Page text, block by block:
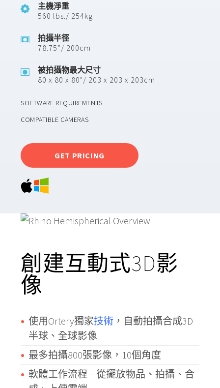
主機淨重
560 lbs./ 254kg
拍攝半徑
78.75”/ 200cm
被拍攝物最大尺寸
80 x 80 x 80"/ 203 x 203 x 203cm
SOFTWARE REQUIREMENTS
COMPATIBLE CAMERAS
GET PRICING
創建互動式3D影
像
使用Ortery獨家技術 ，自動拍攝合成3D
半球、全球影像
最多拍攝800張影像，10個角度
軟體工作流程 – 從擺放物品、拍攝、合